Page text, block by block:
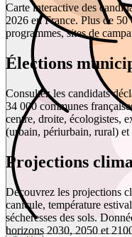
Carte interactive des
2026 en France. Plus de
programmes, sites de
Élections
Consultez les candidats
34 000 communes
centre, droite, écologistes,
(urbain, périurbain, rural)
Projections
Découvrez les projections
canicule, température
sécheresses des sols.
horizons 2030, 2050 et